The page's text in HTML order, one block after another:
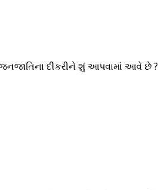
દીકરીને શું આપવામાં આવે છે ?